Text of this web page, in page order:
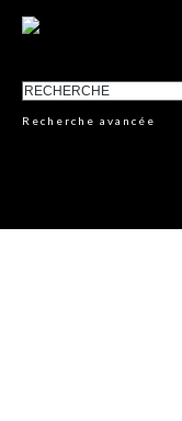
Recherche avancée